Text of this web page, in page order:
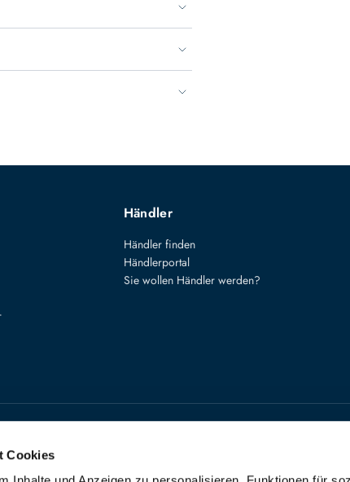
Cookies
Händler
Händler finden
Händlerportal
Sie wollen Händler werden?
VERTRAG